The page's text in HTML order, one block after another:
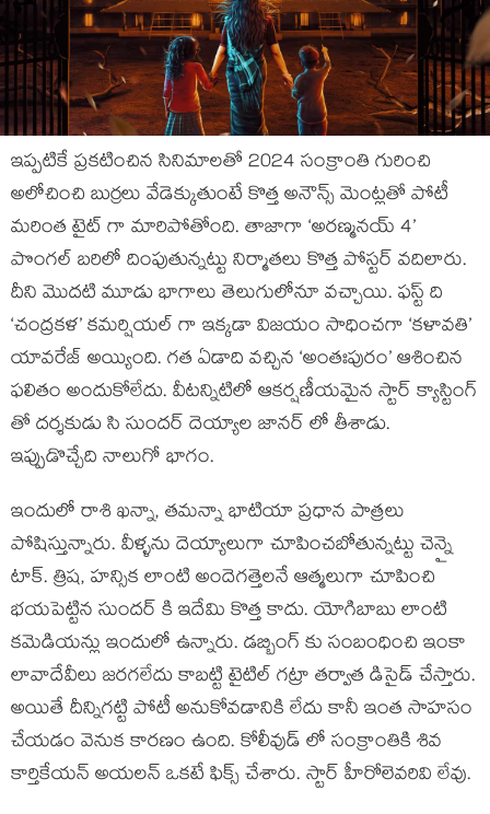
ఇప్పటికే ప్రకటించిన సినిమాలతో 2024 సంక్రాంతి గురించి
అలోచించి బుర్రలు వేడెక్కుతుంటే కొత్త అనౌన్స్ మెంట్లతో పోటీ
మరింత టైట్ గా మారిపోతోంది. తాజాగా ‘అరణ్మనయ్ 4’
పొంగల్ బరిలో దింపుతున్నట్టు నిర్మాతలు కొత్త పోస్టర్ వదిలారు.
దీని మొదటి మూడు భాగాలు తెలుగులోనూ వచ్చాయి. ఫస్ట్ ది
‘చంద్రకళ’ కమర్షియల్ గా ఇక్కడా విజయం సాధించగా ‘కళావతి’
యావరేజ్ అయ్యింది. గత ఏడాది వచ్చిన ‘అంతఃపురం’ ఆశించిన
ఫలితం అందుకోలేదు. వీటన్నిటిలో ఆకర్షణీయమైన స్టార్ క్యాస్టింగ్
తో దర్శకుడు సి సుందర్ దెయ్యాల జానర్ లో తీశాడు.
ఇప్పుడొచ్చేది నాలుగో భాగం.
ఇందులో రాశి ఖన్నా, తమన్నా భాటియా ప్రధాన పాత్రలు
పోషిస్తున్నారు. వీళ్ళను దెయ్యాలుగా చూపించబోతున్నట్టు చెన్నై
టాక్. త్రిష, హన్సిక లాంటి అందెగత్తెలనే ఆత్మలుగా చూపించి
భయపెట్టిన సుందర్ కి ఇదేమి కొత్త కాదు. యోగిబాబు లాంటి
కమెడియన్లు ఇందులో ఉన్నారు. డబ్బింగ్ కు సంబంధించి ఇంకా
లావాదేవీలు జరగలేదు కాబట్టి టైటిల్ గట్రా తర్వాత డిసైడ్ చేస్తారు.
అయితే దీన్నిగట్టి పోటీ అనుకోవడానికి లేదు కానీ ఇంత సాహసం
చేయడం వెనుక కారణం ఉంది. కోలీవుడ్ లో సంక్రాంతికి శివ
కార్తికేయన్ అయలన్ ఒకటే ఫిక్స్ చేశారు. స్టార్ హీరోలెవరివి లేవు.